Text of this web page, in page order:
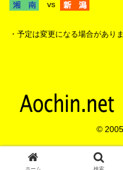
vs
・予定は変更になる場合があり
©
ホーム 検索